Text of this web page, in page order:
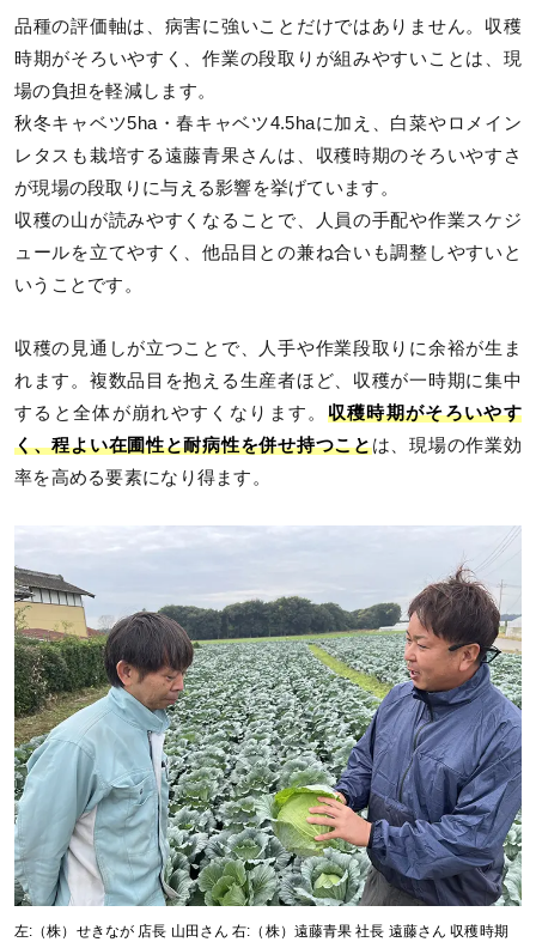
品種の評価軸は、病害に強いことだけではありません。収穫
時期がそろいやすく、作業の段取りが組みやすいことは、現
場の負担を軽減します。
秋冬キャベツ5ha・春キャベツ4.5haに加え、白菜やロメイン
レタスも栽培する遠藤青果さんは、収穫時期のそろいやすさ
が現場の段取りに与える影響を挙げています。
収穫の山が読みやすくなることで、人員の手配や作業スケジ
ュールを立てやすく、他品目との兼ね合いも調整しやすいと
いうことです。
収穫の見通しが立つことで、人手や作業段取りに余裕が生ま
れます。複数品目を抱える生産者ほど、収穫が一時期に集中
すると全体が崩れやすくなります。 収穫時期がそろいやす
く、程よい在圃性と耐病性を併せ持つことは、現場の作業効
率を高める要素になり得ます。
左:（株）せきなが 店長 山田さん 右:（株）遠藤青果 社長 遠藤さん 収穫時期